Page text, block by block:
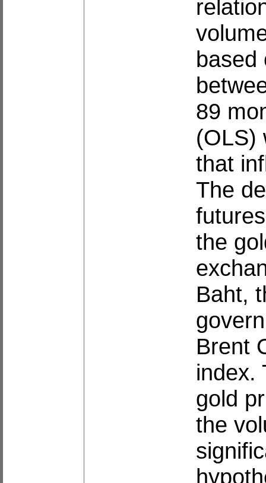
based
89
(OLS)
that
The
the
Baht,
Brent
index.
gold
the